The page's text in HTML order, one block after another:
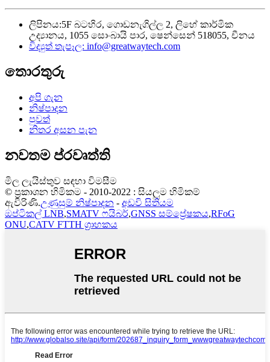
ලිපිනය:5F බටහිර, ගොඩනැගිල්ල 2, ලිහේ කාර්මික
උද්‍යානය, 1055 සොංබායි පාර, ෂෙන්සෙන් 518055, චීනය
විද්‍යුත් තැපෑල: info@greatwaytech.com
තොරතුරු
අපි ගැන
නිෂ්පාදන
පුවත්
නිතර අසන පැන
නවතම ප්රවෘත්ති
මිල ලැයිස්තුව සඳහා විමසීම
© ප්‍රකාශන හිමිකම - 2010-2022 : සියලුම හිමිකම්
ඇවිරිණි.උණුසුම් නිෂ්පාදන - අඩවි සිතියම
ඔප්ටිකල් LNB,SMATV ෆයිබර්,GNSS සම්ප්‍රේෂකය,RFoG
ONU,CATV FTTH ග්‍රාහකය